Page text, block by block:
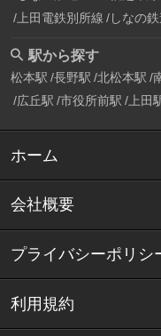
上田電鉄別所線 しなの
駅から探す
松本駅 長野駅 北松本駅
広丘駅 市役所前駅 上田
ホーム
会社概要
プライバシーポリシ
利用規約